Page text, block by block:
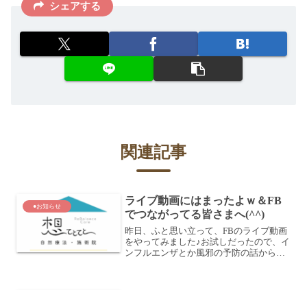
シェアする
関連記事
●お知らせ
ライブ動画にはまったよｗ＆FB
でつながってる皆さまへ(^^)
昨日、ふと思い立って、FBのライブ動画
をやってみました♪お試しだったので、イ
ンフルエンザとか風邪の予防の話から、